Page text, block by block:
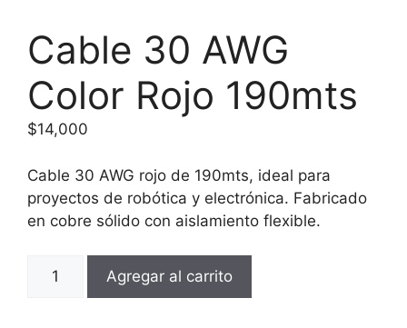
Cable 30 AWG
Color Rojo 190mts
$14,000
Cable 30 AWG rojo de 190mts, ideal para
proyectos de robótica y electrónica. Fabricado
en cobre sólido con aislamiento flexible.
Cable
Agregar al carrito